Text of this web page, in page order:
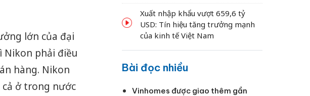
lớn của đại
Nikon phải điều
hàng. Nikon
ở trong nước
Xuất nhập khẩu vượt 659,6 tỷ
USD: Tín hiệu tăng trưởng mạnh
của kinh tế Việt Nam
Bài đọc nhiều
Vinhomes được giao thêm gần